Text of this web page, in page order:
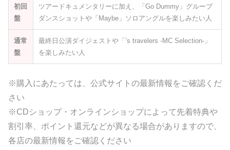
初回
盤
ツアードキュメンタリーに加え、「Go Dummy」グループ
ダンスショットや「Maybe」ソロアングルを楽しみたい人
通常
盤
最終日公演ダイジェストや「’s travelers -MC Selection-」
を楽しみたい人
※購入にあたっては、公式サイトの最新情報をご確認くだ
さい
※CDショップ・オンラインショップによって先着特典や
割引率、ポイント還元などが異なる場合がありますので、
各店の最新情報をご確認ください